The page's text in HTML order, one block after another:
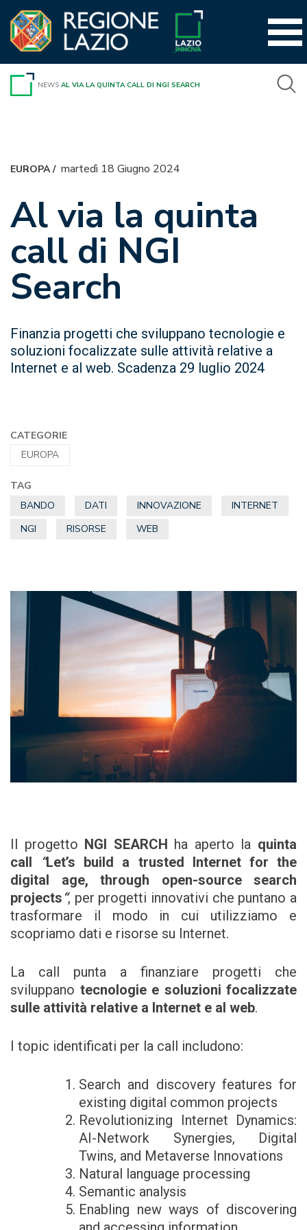
contenuto
NEWS AL VIA LA QUINTA CALL DI NGI SEARCH
EUROPA/ martedì 18 Giugno 2024
Al via la quinta
call di NGI
Search
Finanzia progetti che sviluppano tecnologie e
soluzioni focalizzate sulle attività relative a
Internet e al web. Scadenza 29 luglio 2024
CATEGORIE
EUROPA
TAG
BANDO
DATI INNOVAZIONE
INTERNET
NGI
RISORSE WEB
Il progetto NGI SEARCH ha aperto la quinta
call
“Let’s build a trusted Internet for the
digital age, through open-source search
projects“, per progetti innovativi che puntano a
trasformare il modo in cui utilizziamo e
scopriamo dati e risorse su Internet.
La call punta a finanziare progetti che
sviluppano tecnologie e soluzioni focalizzate
sulle attività relative a Internet e al web.
I topic identificati per la call includono:
Search and discovery features for
existing digital common projects
Revolutionizing Internet Dynamics:
AI-Network Synergies, Digital
Twins, and Metaverse Innovations
Natural language processing
Semantic analysis
Enabling new ways of discovering